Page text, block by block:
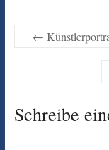
←
Schreibe